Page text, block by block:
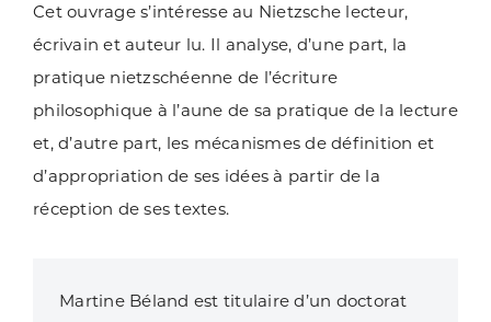
Cet ouvrage s’intéresse au Nietzsche lecteur,
écrivain et auteur lu. Il analyse, d’une part, la
pratique nietzschéenne de l’écriture
philosophique à l’aune de sa pratique de la lecture
et, d’autre part, les mécanismes de définition et
d’appropriation de ses idées à partir de la
réception de ses textes.
Martine Béland est titulaire d’un doctorat